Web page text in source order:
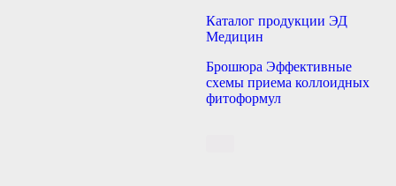
Каталог продукции ЭД
Медицин
Брошюра Эффективные
схемы приема коллоидных
фитоформул